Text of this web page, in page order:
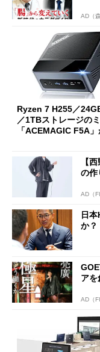
AD（
Ryzen 7 H255／
／1TBストレージの
「ACEMAGIC F5A
【
の作
AD（
日
か
アを
AD（